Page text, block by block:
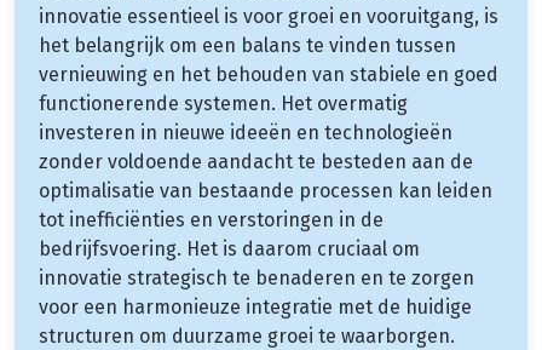
innovatie essentieel is voor groei en vooruitgang, is
het belangrijk om een balans te vinden tussen
vernieuwing en het behouden van stabiele en goed
functionerende systemen. Het overmatig
investeren in nieuwe ideeën en technologieën
zonder voldoende aandacht te besteden aan de
optimalisatie van bestaande processen kan leiden
tot inefficiënties en verstoringen in de
bedrijfsvoering. Het is daarom cruciaal om
innovatie strategisch te benaderen en te zorgen
voor een harmonieuze integratie met de huidige
structuren om duurzame groei te waarborgen.